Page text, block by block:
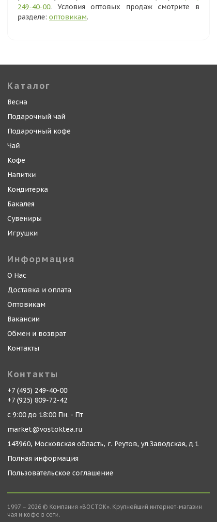
249-40-00. Условия оптовых продаж смотрите в
разделе: оптовикам.
Каталог
Весна
Подарочный чай
Подарочный кофе
Чай
Кофе
Напитки
Кондитерка
Бакалея
Сувениры
Игрушки
Информация
О Нас
Доставка и оплата
Оптовикам
Вакансии
Обмен и возврат
Контакты
Контакты
+7 (495) 249-40-00
+7 (925) 809-72-42
с 9:00 до 18:00 Пн. - Пт
market@vostoktea.ru
143960, Московская область, г. Реутов, ул.Заводская, д.1
Полная информация
Пользовательское соглашение
1997 – 2026 © Компания «ВОСТОК». Крупнейший интернет-магазин
чая и кофе в сети.